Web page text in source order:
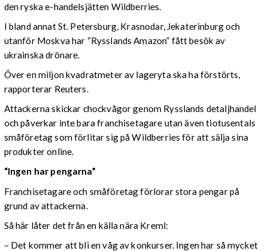
den ryska e-handelsjätten Wildberries.
I bland annat St. Petersburg, Krasnodar, Jekaterinburg och
utanför Moskva har “Rysslands Amazon” fått besök av
ukrainska drönare.
Över en miljon kvadratmeter av lageryta ska ha förstörts,
rapporterar Reuters.
Attackerna skickar chockvågor genom Rysslands detaljhandel
och påverkar inte bara franchisetagare utan även tiotusentals
småföretag som förlitar sig på Wildberries för att sälja sina
produkter online.
“Ingen har pengarna”
Franchisetagare och småföretag förlorar stora pengar på
grund av attackerna.
Så här låter det från en källa nära Kreml:
– Det kommer att bli en våg av konkurser. Ingen har så mycket